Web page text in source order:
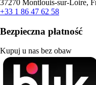
37270 Montlouis-sur-Loire,
+33 1 86 47 62 58
Bezpieczna płatność
Kupuj u nas bez obaw